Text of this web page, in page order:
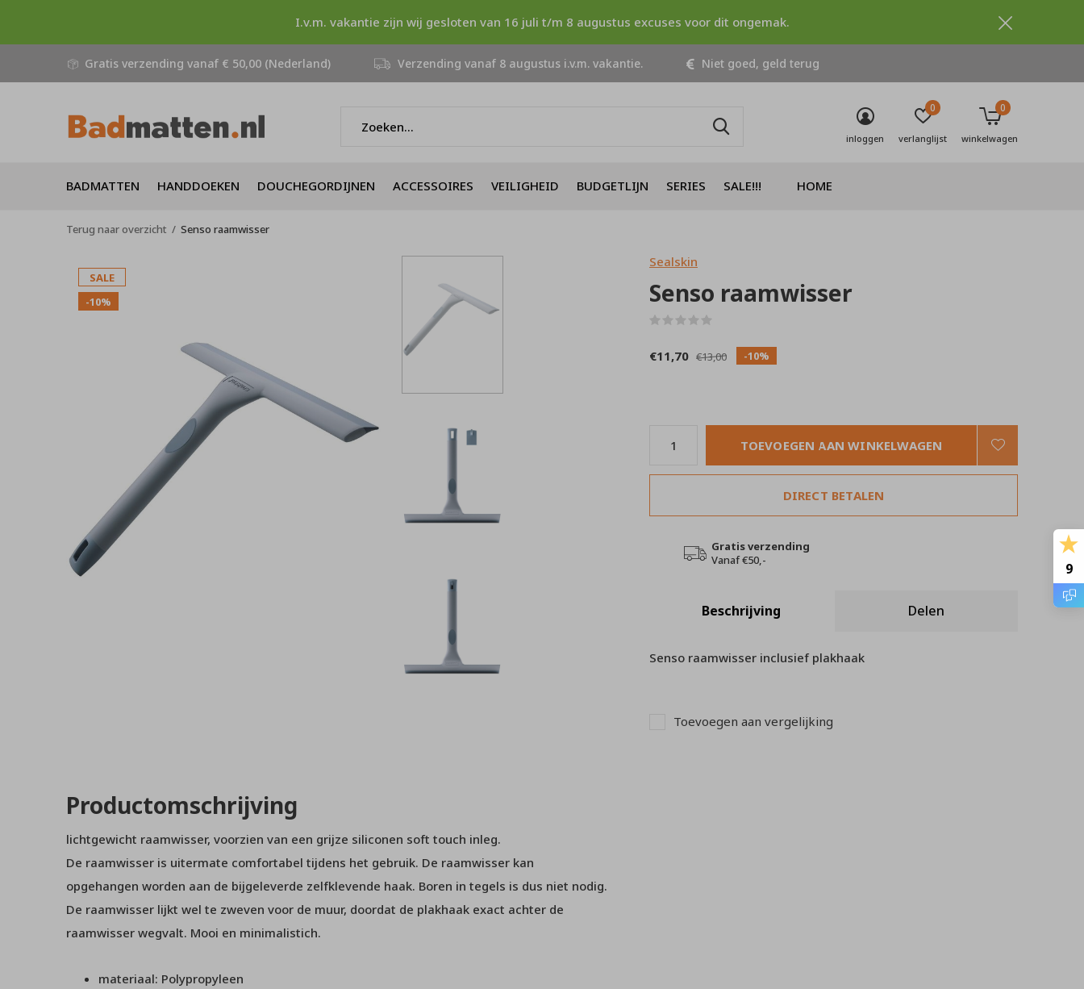
BADMATTEN HANDDOEKEN DOUCHEGORDIJNEN ACCESSOIRES VEILIGHEID BUDGETLIJN SERIES SALE!!! HOME
inloggen verlanglijst
0
winkelwagen
0
Gratis verzending vanaf € 50,00 (Nederland) Verzending vanaf 8 augustus i.v.m. vakantie. Niet goed, geld terug
I.v.m. vakantie zijn wij gesloten van 16 juli t/m 8 augustus excuses voor dit ongemak.
Terug naar overzicht Senso raamwisser
SALE
-10%
Sealskin
Senso raamwisser
€11,70 €13,00 -10%
TOEVOEGEN AAN WINKELWAGEN
DIRECT BETALEN
Gratis verzending
Vanaf €50,-
Beschrijving Delen
Senso raamwisser inclusief plakhaak
Toevoegen aan vergelijking
Productomschrijving
lichtgewicht raamwisser, voorzien van een grijze siliconen soft touch inleg.
De raamwisser is uitermate comfortabel tijdens het gebruik. De raamwisser kan
opgehangen worden aan de bijgeleverde zelfklevende haak. Boren in tegels is dus niet nodig.
De raamwisser lijkt wel te zweven voor de muur, doordat de plakhaak exact achter de
raamwisser wegvalt. Mooi en minimalistich.
materiaal: Polypropyleen
9